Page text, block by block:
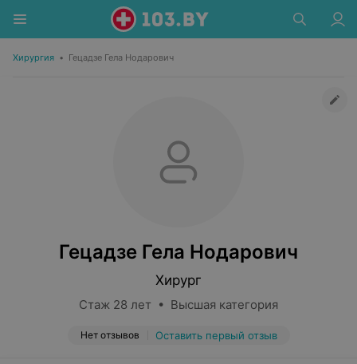
Хирургия • Гецадзе Гела Нодарович
Гецадзе Гела Нодарович
Хирург
Стаж 28 лет • Высшая категория
Нет отзывов Оставить первый отзыв